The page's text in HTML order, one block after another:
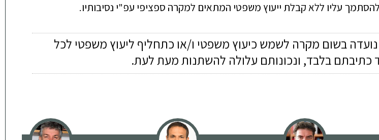
להסתמך עליו ללא קבלת ייעוץ משפטי המתאים למקרה ספציפי עפ"י נסיבותיו.
נועדה בשום מקרה לשמש כיעוץ משפטי ו/או כתחליף ליעוץ משפטי לכל
כתיבתם בלבד, ונכונותם עלולה להשתנות מעת לעת.